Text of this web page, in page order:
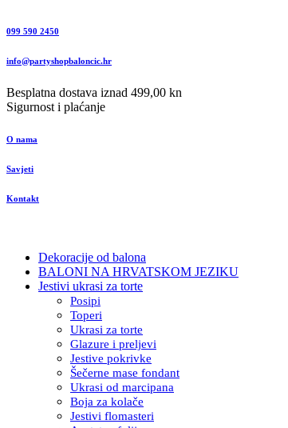
099 590 2450
info@partyshopbaloncic.hr
Besplatna dostava iznad 499,00 kn
Sigurnost i plaćanje
O nama
Savjeti
Kontakt
Dekoracije od balona
BALONI NA HRVATSKOM JEZIKU
Jestivi ukrasi za torte
Posipi
Toperi
Ukrasi za torte
Glazure i preljevi
Jestive pokrivke
Šečerne mase fondant
Ukrasi od marcipana
Boja za kolače
Jestivi flomasteri